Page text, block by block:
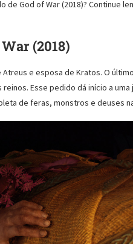
God of War (2018)? Continue
(2018)
e esposa de Kratos. O
Esse pedido dá início a
de feras, monstros e deuses